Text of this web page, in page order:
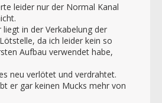
leider nur der Normal Kanal
in der Verkabelung der
da ich leider kein so
Aufbau verwendet habe,
neu verlötet und verdrahtet.
er gar keinen Mucks mehr von